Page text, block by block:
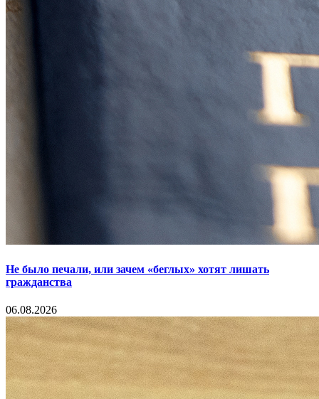
Не было печали, или зачем «беглых» хотят лишать
гражданства
06.08.2026